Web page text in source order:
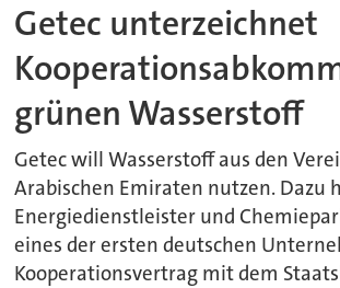
Getec unterzeichnet
grünen Wasserstoff
Getec will Wasserstoff aus den
Arabischen Emiraten nutzen. Dazu
Energiedienstleister und
eines der ersten deutschen
Kooperationsvertrag mit dem